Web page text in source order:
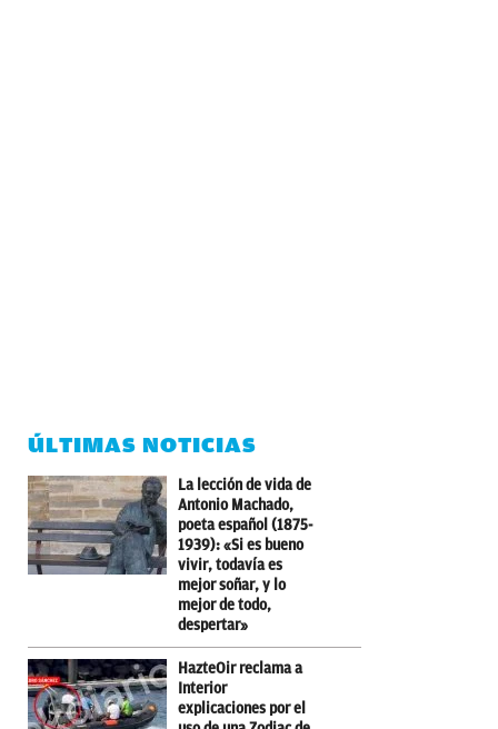
ÚLTIMAS NOTICIAS
La lección de vida de
Antonio Machado,
poeta español (1875-
1939): «Si es bueno
vivir, todavía es
mejor soñar, y lo
mejor de todo,
despertar»
HazteOir reclama a
Interior
explicaciones por el